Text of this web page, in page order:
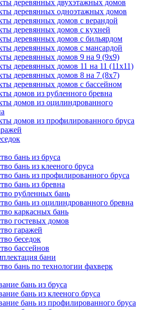
деревянных двухэтажных домов
деревянных одноэтажных домов
деревянных домов с верандой
деревянных домов с кухней
деревянных домов с бильярдом
деревянных домов с мансардой
деревянных домов 9 на 9 (9x9)
деревянных домов 11 на 11 (11x11)
деревянных домов 8 на 7 (8x7)
деревянных домов с бассейном
домов из рубленного бревна
домов из оцилиндрованного
домов из профилированного бруса
бань из бруса
бань из клееного бруса
бань из профилированного бруса
бань из бревна
рубленных бань
бань из оцилиндрованного бревна
каркасных бань
гостевых домов
гаражей
беседок
бассейнов
бани
бань по технологии фахверк
бань из бруса
бань из клееного бруса
бань из профилированного бруса